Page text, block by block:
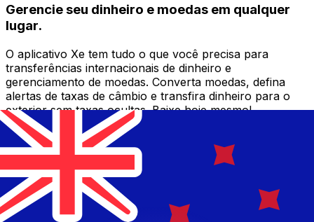
Gerencie seu dinheiro e moedas em qualquer
lugar.
O aplicativo Xe tem tudo o que você precisa para
transferências internacionais de dinheiro e
gerenciamento de moedas. Converta moedas, defina
alertas de taxas de câmbio e transfira dinheiro para o
exterior sem taxas ocultas. Baixe hoje mesmo!